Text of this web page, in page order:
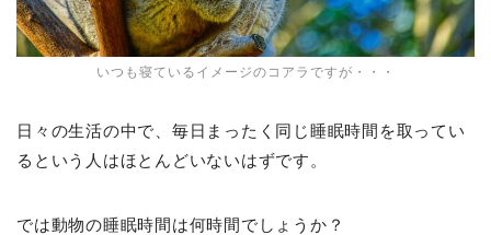
いつも寝ているイメージのコアラですが・・・
日々の生活の中で、毎日まったく同じ睡眠時間を取ってい
るという人はほとんどいないはずです。
では動物の睡眠時間は何時間でしょうか？